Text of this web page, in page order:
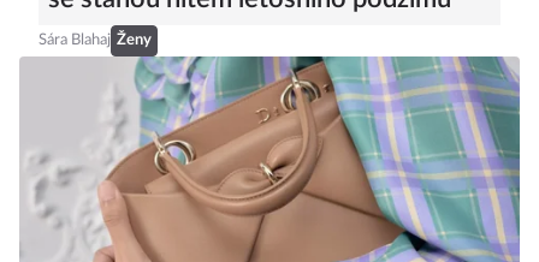
Sára Blahaj Ženy
Je to oficiální! Tyhle 4 modely tenisek
se stanou hitem letošního podzimu
Ženy